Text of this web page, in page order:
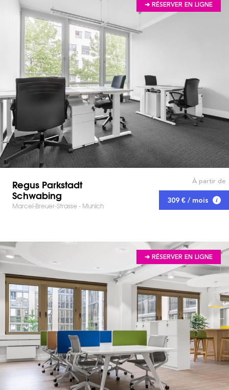
➔ RÉSERVER EN LIGNE
Regus Parkstadt
Schwabing
Marcel-Breuer-Strasse - Munich
À partir de
309 € / mois
➔ RÉSERVER EN LIGNE